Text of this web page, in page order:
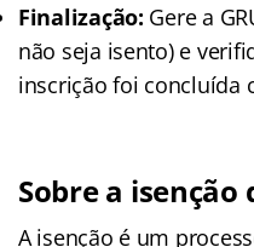
Finalização: Gere a
não seja isento) e
inscrição foi concluída
Sobre a isenção
A isenção é um